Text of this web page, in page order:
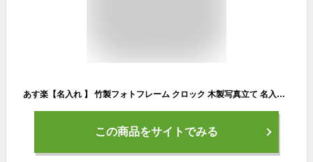
あす楽【名入れ 】 竹製フォトフレーム クロック 木製写真立て 名入れ プレゼント 竹製 竹 フォトフレーム 時計 付き 木製 木 メッセージ 彫刻 写真立て 誕生日 両親贈呈 結婚祝い 出産祝い 還暦祝い 長寿祝い ギフト 贈物 卒部 卒団 退職祝い 卒業記念品 卒業祝 七五三 2022
この商品をサイトでみる